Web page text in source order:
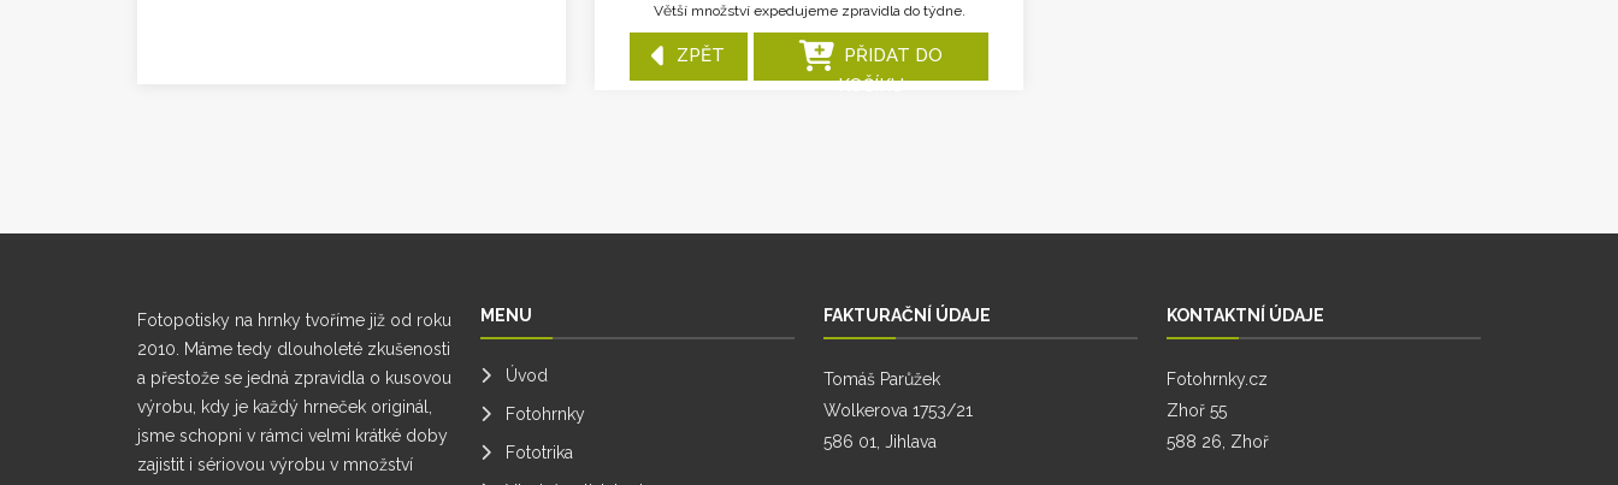
Větší množství expedujeme zpravidla do týdne.
ZPĚT
PŘIDAT DO
KOŠÍKU
Fotopotisky na hrnky tvoříme již od roku
2010. Máme tedy dlouholeté zkušenosti
a přestože se jedná zpravidla o kusovou
výrobu, kdy je každý hrneček originál,
jsme schopni v rámci velmi krátké doby
zajistit i sériovou výrobu v množství
MENU
Úvod
Fotohrnky
Fototrika
FAKTURAČNÍ ÚDAJE
Tomáš Parůžek
Wolkerova 1753/21
586 01, Jihlava
KONTAKTNÍ ÚDAJE
Fotohrnky.cz
Zhoř 55
588 26, Zhoř